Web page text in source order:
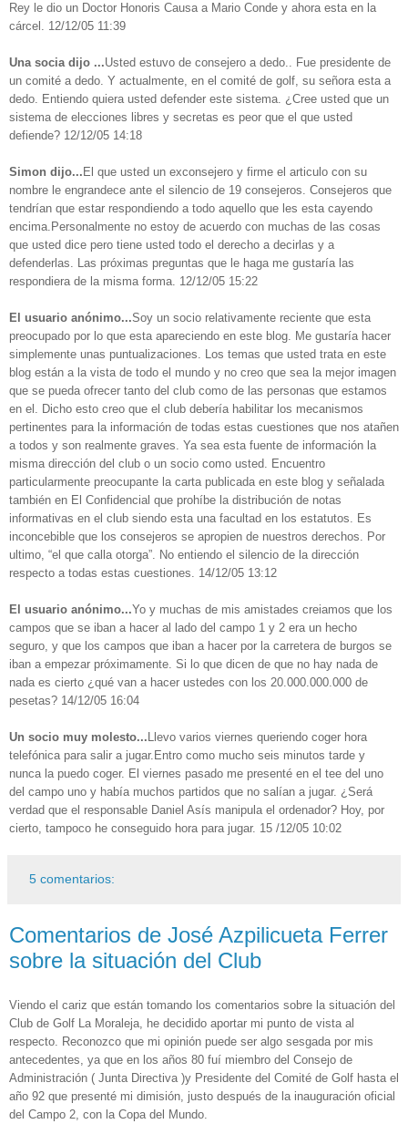
Rey le dio un Doctor Honoris Causa a Mario Conde y ahora esta en la
cárcel. 12/12/05 11:39
Una socia dijo ...Usted estuvo de consejero a dedo.. Fue presidente de
un comité a dedo. Y actualmente, en el comité de golf, su señora esta a
dedo. Entiendo quiera usted defender este sistema. ¿Cree usted que un
sistema de elecciones libres y secretas es peor que el que usted
defiende? 12/12/05 14:18
Simon dijo... El que usted un exconsejero y firme el articulo con su
nombre le engrandece ante el silencio de 19 consejeros. Consejeros que
tendrían que estar respondiendo a todo aquello que les esta cayendo
encima.Personalmente no estoy de acuerdo con muchas de las cosas
que usted dice pero tiene usted todo el derecho a decirlas y a
defenderlas. Las próximas preguntas que le haga me gustaría las
respondiera de la misma forma. 12/12/05 15:22
El usuario anónimo...Soy un socio relativamente reciente que esta
preocupado por lo que esta apareciendo en este blog. Me gustaría hacer
simplemente unas puntualizaciones. Los temas que usted trata en este
blog están a la vista de todo el mundo y no creo que sea la mejor imagen
que se pueda ofrecer tanto del club como de las personas que estamos
en el. Dicho esto creo que el club debería habilitar los mecanismos
pertinentes para la información de todas estas cuestiones que nos atañen
a todos y son realmente graves. Ya sea esta fuente de información la
misma dirección del club o un socio como usted. Encuentro
particularmente preocupante la carta publicada en este blog y señalada
también en El Confidencial que prohíbe la distribución de notas
informativas en el club siendo esta una facultad en los estatutos. Es
inconcebible que los consejeros se apropien de nuestros derechos. Por
ultimo, “el que calla otorga”. No entiendo el silencio de la dirección
respecto a todas estas cuestiones. 14/12/05 13:12
El usuario anónimo...Yo y muchas de mis amistades creiamos que los
campos que se iban a hacer al lado del campo 1 y 2 era un hecho
seguro, y que los campos que iban a hacer por la carretera de burgos se
iban a empezar próximamente. Si lo que dicen de que no hay nada de
nada es cierto ¿qué van a hacer ustedes con los 20.000.000.000 de
pesetas? 14/12/05 16:04
Un socio muy molesto... Llevo varios viernes queriendo coger hora
telefónica para salir a jugar.Entro como mucho seis minutos tarde y
nunca la puedo coger. El viernes pasado me presenté en el tee del uno
del campo uno y había muchos partidos que no salían a jugar. ¿Será
verdad que el responsable Daniel Asís manipula el ordenador? Hoy, por
cierto, tampoco he conseguido hora para jugar. 15 /12/05 10:02
5 comentarios:
Comentarios de José Azpilicueta Ferrer
sobre la situación del Club
Viendo el cariz que están tomando los comentarios sobre la situación del
Club de Golf La Moraleja, he decidido aportar mi punto de vista al
respecto. Reconozco que mi opinión puede ser algo sesgada por mis
antecedentes, ya que en los años 80 fuí miembro del Consejo de
Administración ( Junta Directiva )y Presidente del Comité de Golf hasta el
año 92 que presenté mi dimisión, justo después de la inauguración oficial
del Campo 2, con la Copa del Mundo.